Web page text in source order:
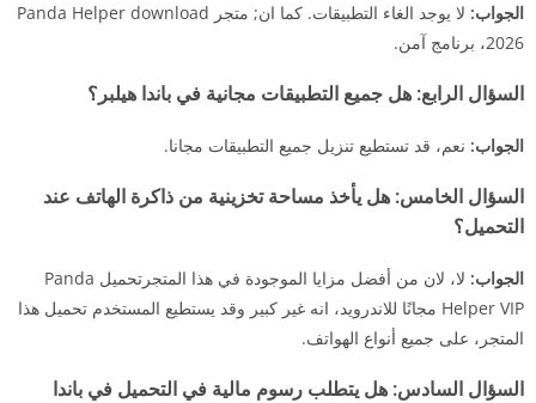
الجواب:
لا يوجد الغاء التطبيقات. كما ان; متجر Panda Helper download
2026، برنامج آمن.
السؤال الرابع: هل جميع التطبيقات مجانية في باندا هيلبر؟
الجواب: نعم، قد تستطيع تنزيل جميع التطبيقات مجانا.
السؤال الخامس: هل يأخذ مساحة تخزينية من ذاكرة الهاتف عند
التحميل؟
الجواب:
لا، لان من أفضل مزايا الموجودة في هذا المتجرتحميل Panda
Helper VIP مجانًا للاندرويد، انه غير كبير وقد يستطيع المستخدم تحميل هذا
المتجر، على جميع أنواع الهواتف.
السؤال السادس: هل يتطلب رسوم مالية في التحميل في باندا